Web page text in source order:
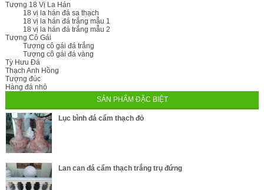
Tượng 18 Vị La Hán
18 vị la hán đá sa thạch
18 vị la hán đá trắng mẫu 1
18 vị la hán đá trắng mẫu 2
Tượng Cô Gái
Tượng cô gái đá trắng
Tượng cô gái đá vàng
Tỳ Hưu Đá
Thạch Anh Hồng
Tượng đúc
Hàng đá nhỏ
SẢN PHẨM ĐẶC BIỆT
Lục bình đá cẩm thạch đỏ
Lan can đá cẩm thạch trắng trụ đứng